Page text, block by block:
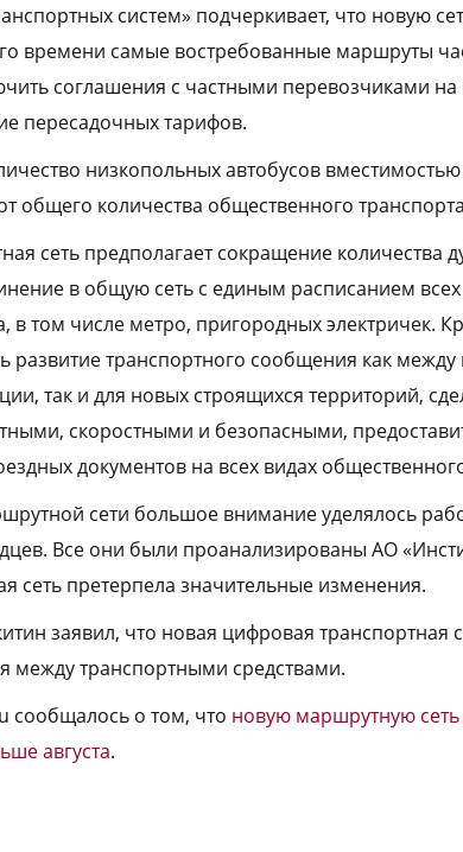
систем» подчеркивает, что новую
времени самые востребованные маршруты
соглашения с частными перевозчиками на
пересадочных тарифов.
низкопольных автобусов
общего количества общественного
сеть предполагает сокращение количества
в общую сеть с единым расписанием
в том числе метро, пригородных электричек.
развитие транспортного сообщения как
так и для новых строящихся территорий,
скоростными и безопасными,
документов на всех видах
сети большое внимание уделялось
Все они были проанализированы АО
сеть претерпела значительные изменения.
заявил, что новая цифровая транспортная
между транспортными средствами.
сообщалось о том, что новую маршрутную
августа.